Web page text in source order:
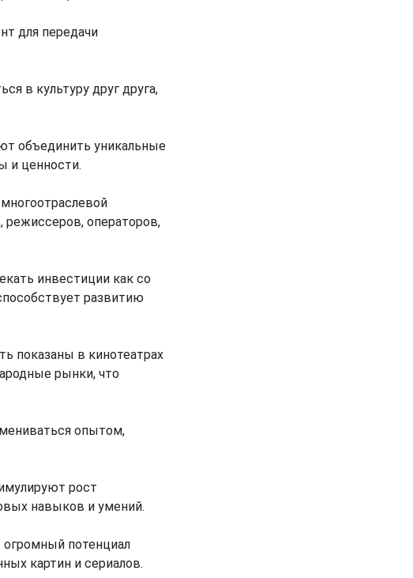
для передачи
в культуру друг друга,
объединить уникальные
и ценности.
режиссеров, операторов,
инвестиции как со
развитию
показаны в кинотеатрах
рынки, что
опытом,
рост
навыков и умений.
потенциал
картин и сериалов.